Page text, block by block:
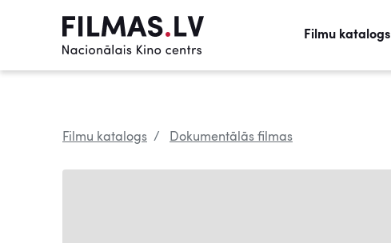
Filmu katalogs
Filmu katalogs Dokumentālās filmas